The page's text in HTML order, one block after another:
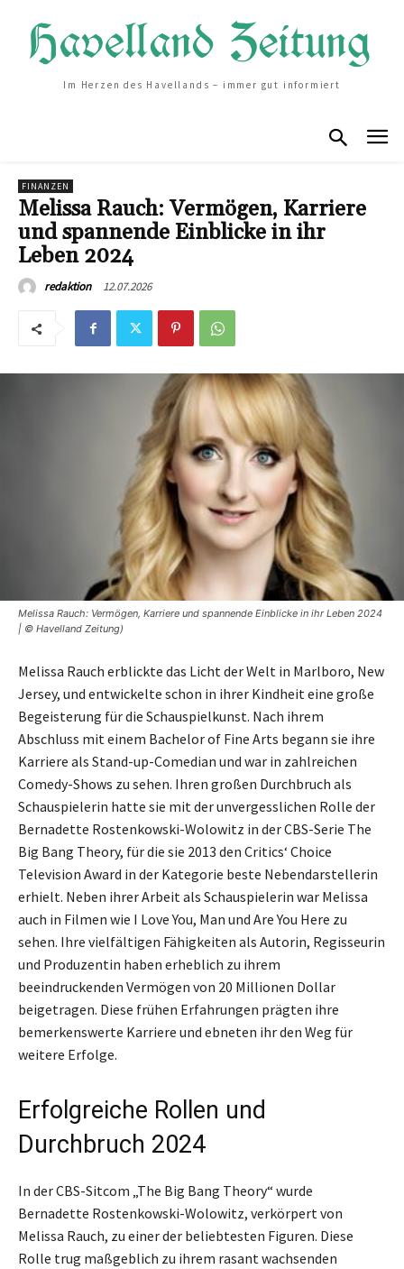
Im Herzen des Havellands – immer gut informiert
FINANZEN
Melissa Rauch: Vermögen, Karriere
und spannende Einblicke in ihr
Leben 2024
redaktion 12.07.2026
Melissa Rauch: Vermögen, Karriere und spannende Einblicke in ihr Leben 2024
| © Havelland Zeitung)
Melissa Rauch erblickte das Licht der Welt in Marlboro, New
Jersey, und entwickelte schon in ihrer Kindheit eine große
Begeisterung für die Schauspielkunst. Nach ihrem
Abschluss mit einem Bachelor of Fine Arts begann sie ihre
Karriere als Stand-up-Comedian und war in zahlreichen
Comedy-Shows zu sehen. Ihren großen Durchbruch als
Schauspielerin hatte sie mit der unvergesslichen Rolle der
Bernadette Rostenkowski-Wolowitz in der CBS-Serie The
Big Bang Theory, für die sie 2013 den Critics‘ Choice
Television Award in der Kategorie beste Nebendarstellerin
erhielt. Neben ihrer Arbeit als Schauspielerin war Melissa
auch in Filmen wie I Love You, Man und Are You Here zu
sehen. Ihre vielfältigen Fähigkeiten als Autorin, Regisseurin
und Produzentin haben erheblich zu ihrem
beeindruckenden Vermögen von 20 Millionen Dollar
beigetragen. Diese frühen Erfahrungen prägten ihre
bemerkenswerte Karriere und ebneten ihr den Weg für
weitere Erfolge.
Erfolgreiche Rollen und
Durchbruch 2024
In der CBS-Sitcom „The Big Bang Theory“ wurde
Bernadette Rostenkowski-Wolowitz, verkörpert von
Melissa Rauch, zu einer der beliebtesten Figuren. Diese
Rolle trug maßgeblich zu ihrem rasant wachsenden